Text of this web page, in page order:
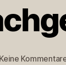
Keine